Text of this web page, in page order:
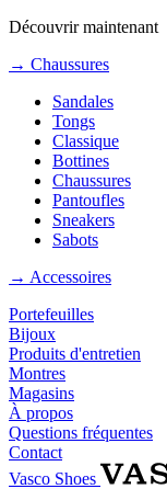
Découvrir maintenant
→ Chaussures
Sandales
Tongs
Classique
Bottines
Chaussures
Pantoufles
Sneakers
Sabots
→ Accessoires
Portefeuilles
Bijoux
Produits d'entretien
Montres
Magasins
À propos
Questions fréquentes
Contact
Vasco Shoes